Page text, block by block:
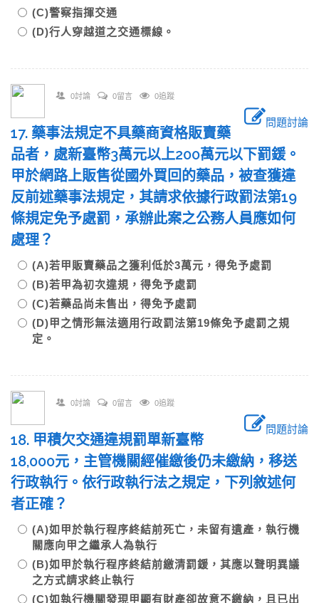
(C)警察指揮交通
(D)行人穿越道之交通標線。
0討論 0留言 0追蹤
問題討論
17. 藥事法規定不具藥商資格販賣藥
品者，處新臺幣3萬元以上200萬元以下罰鍰。
甲於網路上販售從國外買回的藥品，被查獲違
反前述藥事法規定，其請求依據行政罰法第19
條規定免予處罰，承辦此案之公務人員應如何
處理？
(A)若甲販賣藥品之獲利低於3萬元，得免予處罰
(B)若甲為初次違規，得免予處罰
(C)若藥品尚未售出，得免予處罰
(D)甲之情形無法適用行政罰法第19條免予處罰之規
定。
0討論 0留言 0追蹤
問題討論
18. 甲積欠交通違規罰單新臺幣
18,000元，主管機關經催繳後仍未繳納，移送
行政執行。依行政執行法之規定，下列敘述何
者正確？
(A)如甲於執行程序終結前死亡，未留有遺產，執行機
關應向甲之繼承人為執行
(B)如甲於執行程序終結前繳清罰鍰，其應以聲明異議
之方式請求終止執行
(C)如執行機關發現甲顯有財產卻故意不繳納，且已出